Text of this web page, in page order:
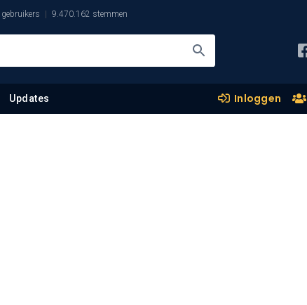
9.470.162 stemmen
Updates Inloggen